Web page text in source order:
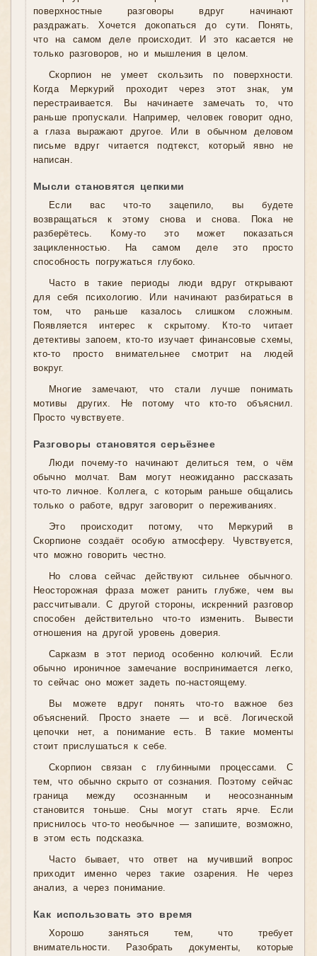
поверхностные разговоры вдруг начинают
раздражать. Хочется докопаться до сути. Понять,
что на самом деле происходит. И это касается не
только разговоров, но и мышления в целом.
Скорпион не умеет скользить по поверхности.
Когда Меркурий проходит через этот знак, ум
перестраивается. Вы начинаете замечать то, что
раньше пропускали. Например, человек говорит одно,
а глаза выражают другое. Или в обычном деловом
письме вдруг читается подтекст, который явно не
написан.
Мысли становятся цепкими
Если вас что-то зацепило, вы будете
возвращаться к этому снова и снова. Пока не
разберётесь. Кому-то это может показаться
зацикленностью. На самом деле это просто
способность погружаться глубоко.
Часто в такие периоды люди вдруг открывают
для себя психологию. Или начинают разбираться в
том, что раньше казалось слишком сложным.
Появляется интерес к скрытому. Кто-то читает
детективы запоем, кто-то изучает финансовые схемы,
кто-то просто внимательнее смотрит на людей
вокруг.
Многие замечают, что стали лучше понимать
мотивы других. Не потому что кто-то объяснил.
Просто чувствуете.
Разговоры становятся серьёзнее
Люди почему-то начинают делиться тем, о чём
обычно молчат. Вам могут неожиданно рассказать
что-то личное. Коллега, с которым раньше общались
только о работе, вдруг заговорит о переживаниях.
Это происходит потому, что Меркурий в
Скорпионе создаёт особую атмосферу. Чувствуется,
что можно говорить честно.
Но слова сейчас действуют сильнее обычного.
Неосторожная фраза может ранить глубже, чем вы
рассчитывали. С другой стороны, искренний разговор
способен действительно что-то изменить. Вывести
отношения на другой уровень доверия.
Сарказм в этот период особенно колючий. Если
обычно ироничное замечание воспринимается легко,
то сейчас оно может задеть по-настоящему.
Вы можете вдруг понять что-то важное без
объяснений. Просто знаете — и всё. Логической
цепочки нет, а понимание есть. В такие моменты
стоит прислушаться к себе.
Скорпион связан с глубинными процессами. С
тем, что обычно скрыто от сознания. Поэтому сейчас
граница между осознанным и неосознанным
становится тоньше. Сны могут стать ярче. Если
приснилось что-то необычное — запишите, возможно,
в этом есть подсказка.
Часто бывает, что ответ на мучивший вопрос
приходит именно через такие озарения. Не через
анализ, а через понимание.
Как использовать это время
Хорошо заняться тем, что требует
внимательности. Разобрать документы, которые